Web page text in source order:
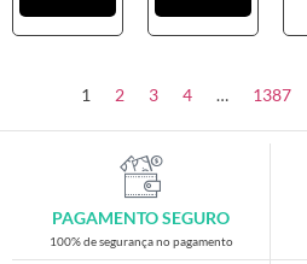
1 2 3 4 … 1387
PAGAMENTO SEGURO
100% de segurança no pagamento